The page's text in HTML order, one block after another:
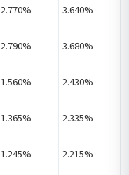
2.770% 3.640%
2.790% 3.680%
1.560% 2.430%
1.365% 2.335%
1.245% 2.215%